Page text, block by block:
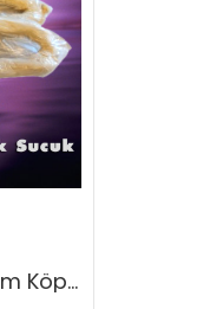
Malatya Yöresel Uzum Köpük Sucuk